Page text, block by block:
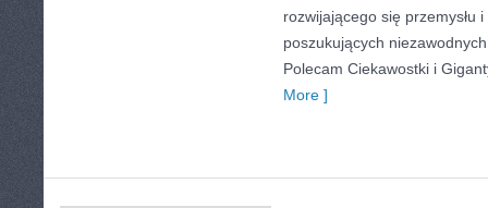
rozwijającego się przemysłu
poszukujących
Polecam Ciekawostki i
More ]